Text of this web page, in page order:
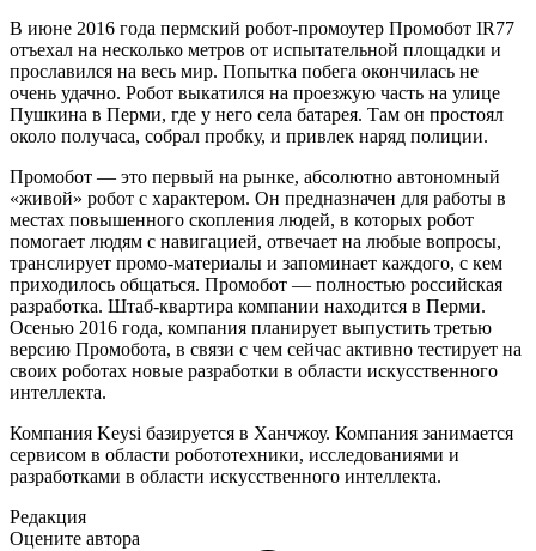
В июне 2016 года пермский робот-промоутер Промобот IR77
отъехал на несколько метров от испытательной площадки и
прославился на весь мир. Попытка побега окончилась не
очень удачно. Робот выкатился на проезжую часть на улице
Пушкина в Перми, где у него села батарея. Там он простоял
около получаса, собрал пробку, и привлек наряд полиции.
Промобот — это первый на рынке, абсолютно автономный
«живой» робот с характером. Он предназначен для работы в
местах повышенного скопления людей, в которых робот
помогает людям с навигацией, отвечает на любые вопросы,
транслирует промо-материалы и запоминает каждого, с кем
приходилось общаться. Промобот — полностью российская
разработка. Штаб-квартира компании находится в Перми.
Осенью 2016 года, компания планирует выпустить третью
версию Промобота, в связи с чем сейчас активно тестирует на
своих роботах новые разработки в области искусственного
интеллекта.
Компания Keysi базируется в Ханчжоу. Компания занимается
сервисом в области робототехники, исследованиями и
разработками в области искусственного интеллекта.
Редакция
Оцените автора